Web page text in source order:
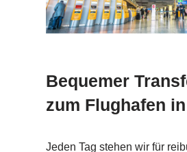
Bequemer
zum Flughafen
Jeden Tag stehen wir für